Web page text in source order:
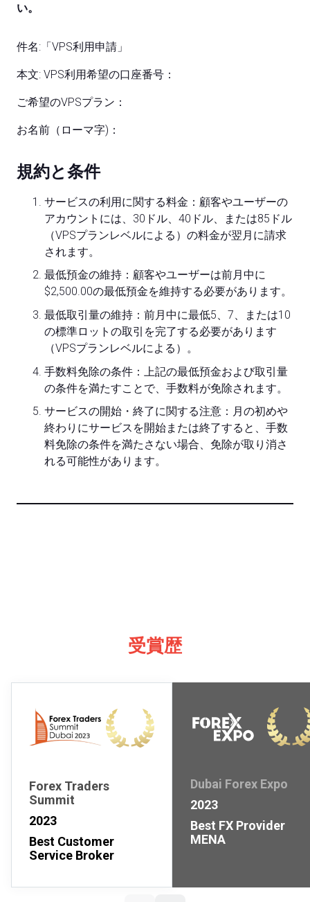
い。
件名:「VPS利用申請」
本文: VPS利用希望の口座番号：
ご希望のVPSプラン：
お名前（ローマ字)：
規約と条件
サービスの利用に関する料金：顧客やユーザーの
アカウントには、30ドル、40ドル、または85ドル
（VPSプランレベルによる）の料金が翌月に請求
されます。
最低預金の維持：顧客やユーザーは前月中に
$2,500.00の最低預金を維持する必要があります。
最低取引量の維持：前月中に最低5、7、または10
の標準ロットの取引を完了する必要があります
（VPSプランレベルによる）。
手数料免除の条件：上記の最低預金および取引量
の条件を満たすことで、手数料が免除されます。
サービスの開始・終了に関する注意：月の初めや
終わりにサービスを開始または終了すると、手数
料免除の条件を満たさない場合、免除が取り消さ
れる可能性があります。
受賞歴
Forex Traders
Summit
2023
Best Customer
Service Broker
Dubai Forex Expo
2023
Best FX Provider
MENA